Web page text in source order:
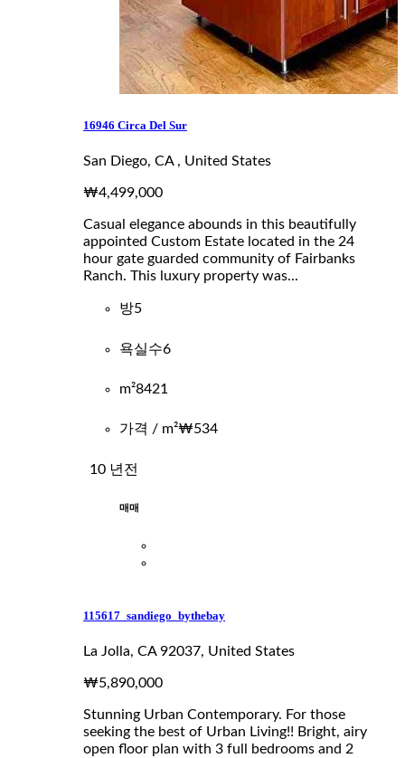
16946 Circa Del Sur
San Diego, CA , United States
₩4,499,000
Casual elegance abounds in this beautifully
appointed Custom Estate located in the 24
hour gate guarded community of Fairbanks
Ranch. This luxury property was...
방5
욕실수6
m²8421
가격 / m²₩534
10 년전
매매
115617_sandiego_bythebay
La Jolla, CA 92037, United States
₩5,890,000
Stunning Urban Contemporary. For those
seeking the best of Urban Living!! Bright, airy
open floor plan with 3 full bedrooms and 2